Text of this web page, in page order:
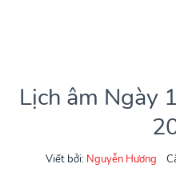
Lịch âm Ngày
Viết bởi: Nguyễn Hương